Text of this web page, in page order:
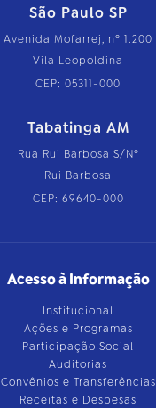
São Paulo SP
Avenida Mofarrej, nº 1.200
Vila Leopoldina
CEP: 05311-000
Tabatinga AM
Rua Rui Barbosa S/Nº
Rui Barbosa
CEP: 69640-000
Acesso à Informação
Institucional
Ações e Programas
Participação Social
Auditorias
Convênios e Transferências
Receitas e Despesas